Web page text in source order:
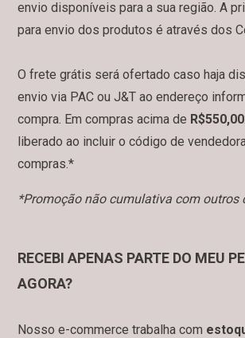
envio disponíveis para a sua região. A
para envio dos produtos é através dos
O frete grátis será ofertado caso haja
envio via PAC ou J&T ao endereço
compra. Em compras acima de R$550,00
liberado ao incluir o código de
compras.*
*Promoção não cumulativa com outros
RECEBI APENAS PARTE DO MEU
AGORA?
Nosso e-commerce trabalha com